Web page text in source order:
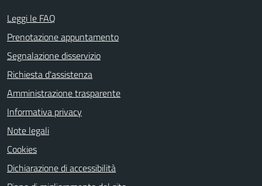
Leggi le FAQ
Prenotazione appuntamento
Segnalazione disservizio
Richiesta d'assistenza
Amministrazione trasparente
Informativa privacy
Note legali
Cookies
Dichiarazione di accessibilità